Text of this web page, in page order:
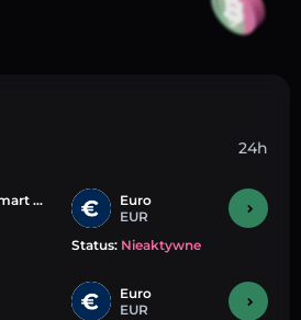
24h
Aave (Binance Smart Chain)
Euro
EUR
Status: Nieaktywne
Euro
EUR